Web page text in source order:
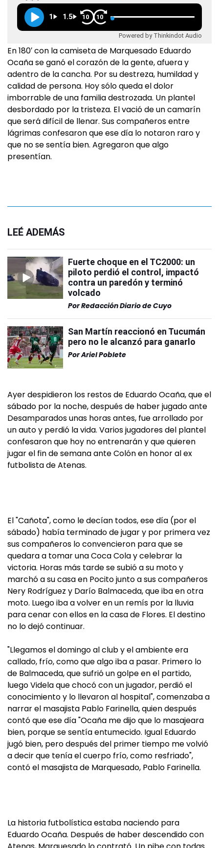
1 1.5 10 10
Powered by Thinkindot Audio
En 180′ con la camiseta de Marquesado Eduardo
Ocaña se ganó el corazón de la gente, afuera y
adentro de la cancha. Por su destreza, humildad y
calidad de persona. Hoy sólo queda el dolor
imborrable de una familia destrozada. Un plantel
desbordado por la tristeza. El vació de un camarín
que será difícil de llenar. Sus compañeros entre
lágrimas confesaron que ese día lo notaron raro y
que no se sentía bien. Agregaron que algo
presentían.
LEÉ ADEMÁS
Fuerte choque en el TC2000: un
piloto perdió el control, impactó
contra un paredón y terminó
volcado
PorRedacción Diario de Cuyo
San Martín reaccionó en Tucumán
pero no le alcanzó para ganarlo
PorAriel Poblete
Ayer despidieron los restos de Eduardo Ocaña, que el
sábado por la noche, después de haber jugado ante
Desamparados unas horas antes, fue arrollado por
un auto y perdió la vida. Varios jugadores del plantel
confesaron que hoy no entrenarán y que quieren
jugar el fin de semana ante Colón en honor al ex
futbolista de Atenas.
El "Cañota", como le decían todos, ese día (por el
sábado) había terminado de jugar y por primera vez
sus compañeros lo convencieron para que se
quedara a tomar una Coca Cola y celebrar la
victoria. Horas más tarde se subió a su moto y
marchó a su casa en Pocito junto a sus compañeros
Nery Rodríguez y Darío Balmaceda, que iba en otra
moto. Luego iba a volver en un remís por la lluvia
para cenar con ellos en la casa de Flores. El destino
no lo dejó continuar.
"Llegamos el domingo al club y el ambiente era
callado, frío, como que algo iba a pasar. Primero lo
de Balmaceda, que sufrió un golpe en el partido,
luego Videla que chocó con un jugador, perdió el
conocimiento y lo llevaron al hospital", comenzaba a
narrar el masajista Pablo Farinella, quien después
contó que ese día "Ocaña me dijo que lo masajeara
bien, porque se sentía entumecido. Igual Eduardo
jugó bien, pero después del primer tiempo me volvió
a decir que tenía el cuerpo frío, como resfriado",
contó el masajista de Marquesado, Pablo Farinella.
La historia futbolística estaba naciendo para
Eduardo Ocaña. Después de haber descendido con